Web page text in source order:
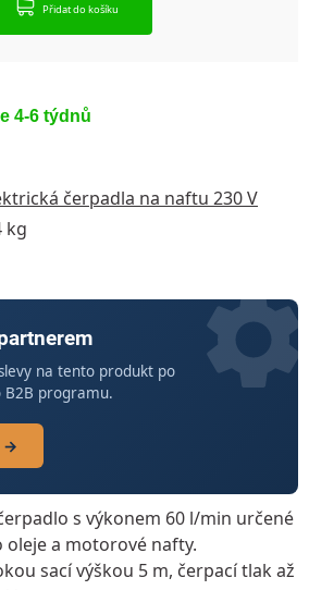
s výkonem 60 l/min určené
a motorové nafty.
sací výškou 5 m, čerpací tlak až
4-6 týdnů
Přidat do košíku
čerpadla na naftu 230 V
kg
na tento produkt po
B2B programu.
→